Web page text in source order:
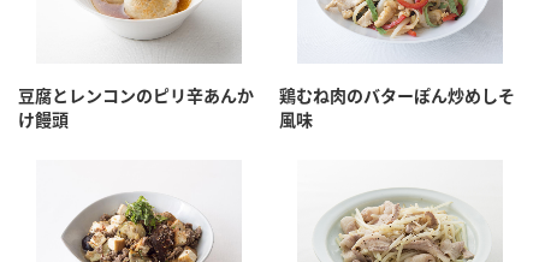
豆腐とレンコンのピリ辛あんか
け饅頭
鶏むね肉のバターぽん炒めしそ
風味